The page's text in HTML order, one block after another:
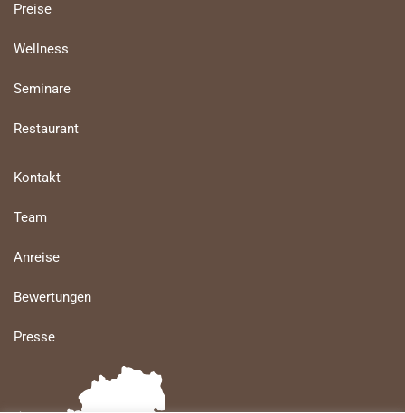
Preise
Wellness
Seminare
Restaurant
Kontakt
Team
Anreise
Bewertungen
Presse